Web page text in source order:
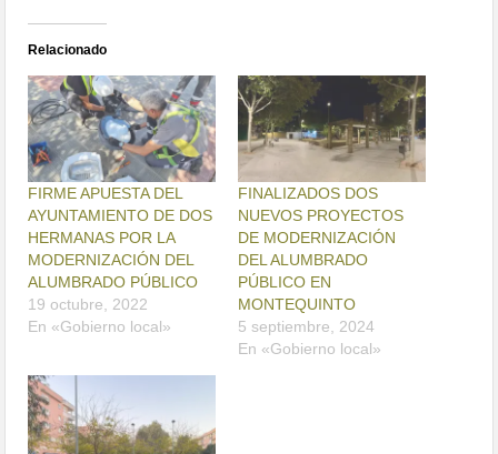
Relacionado
FIRME APUESTA DEL
AYUNTAMIENTO DE DOS
HERMANAS POR LA
MODERNIZACIÓN DEL
ALUMBRADO PÚBLICO
19 octubre, 2022
En «Gobierno local»
FINALIZADOS DOS
NUEVOS PROYECTOS
DE MODERNIZACIÓN
DEL ALUMBRADO
PÚBLICO EN
MONTEQUINTO
5 septiembre, 2024
En «Gobierno local»